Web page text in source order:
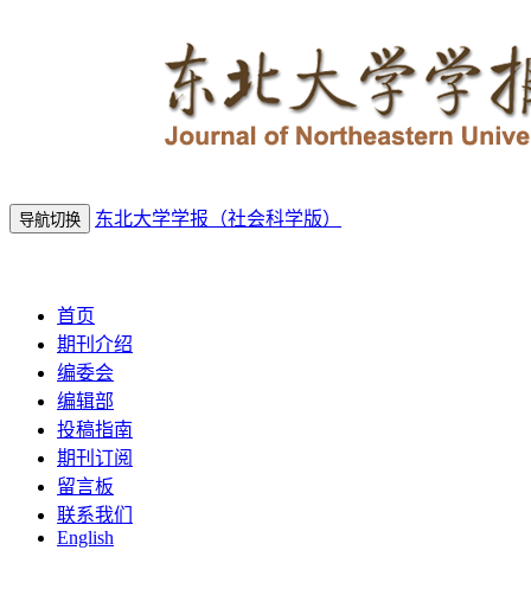
导航切换 东北大学学报（社会科学版）
首页
期刊介绍
编委会
编辑部
投稿指南
期刊订阅
留言板
联系我们
English